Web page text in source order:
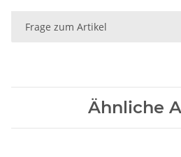
Frage zum Artikel
Ähnliche